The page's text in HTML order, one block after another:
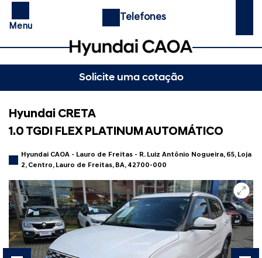
Menu
Telefones
Solicite uma cotação
Hyundai CRETA
1.0 TGDI FLEX PLATINUM AUTOMÁTICO
Hyundai CAOA - Lauro de Freitas - R. Luiz Antônio Nogueira, 65, Loja
2, Centro, Lauro de Freitas, BA, 42700-000